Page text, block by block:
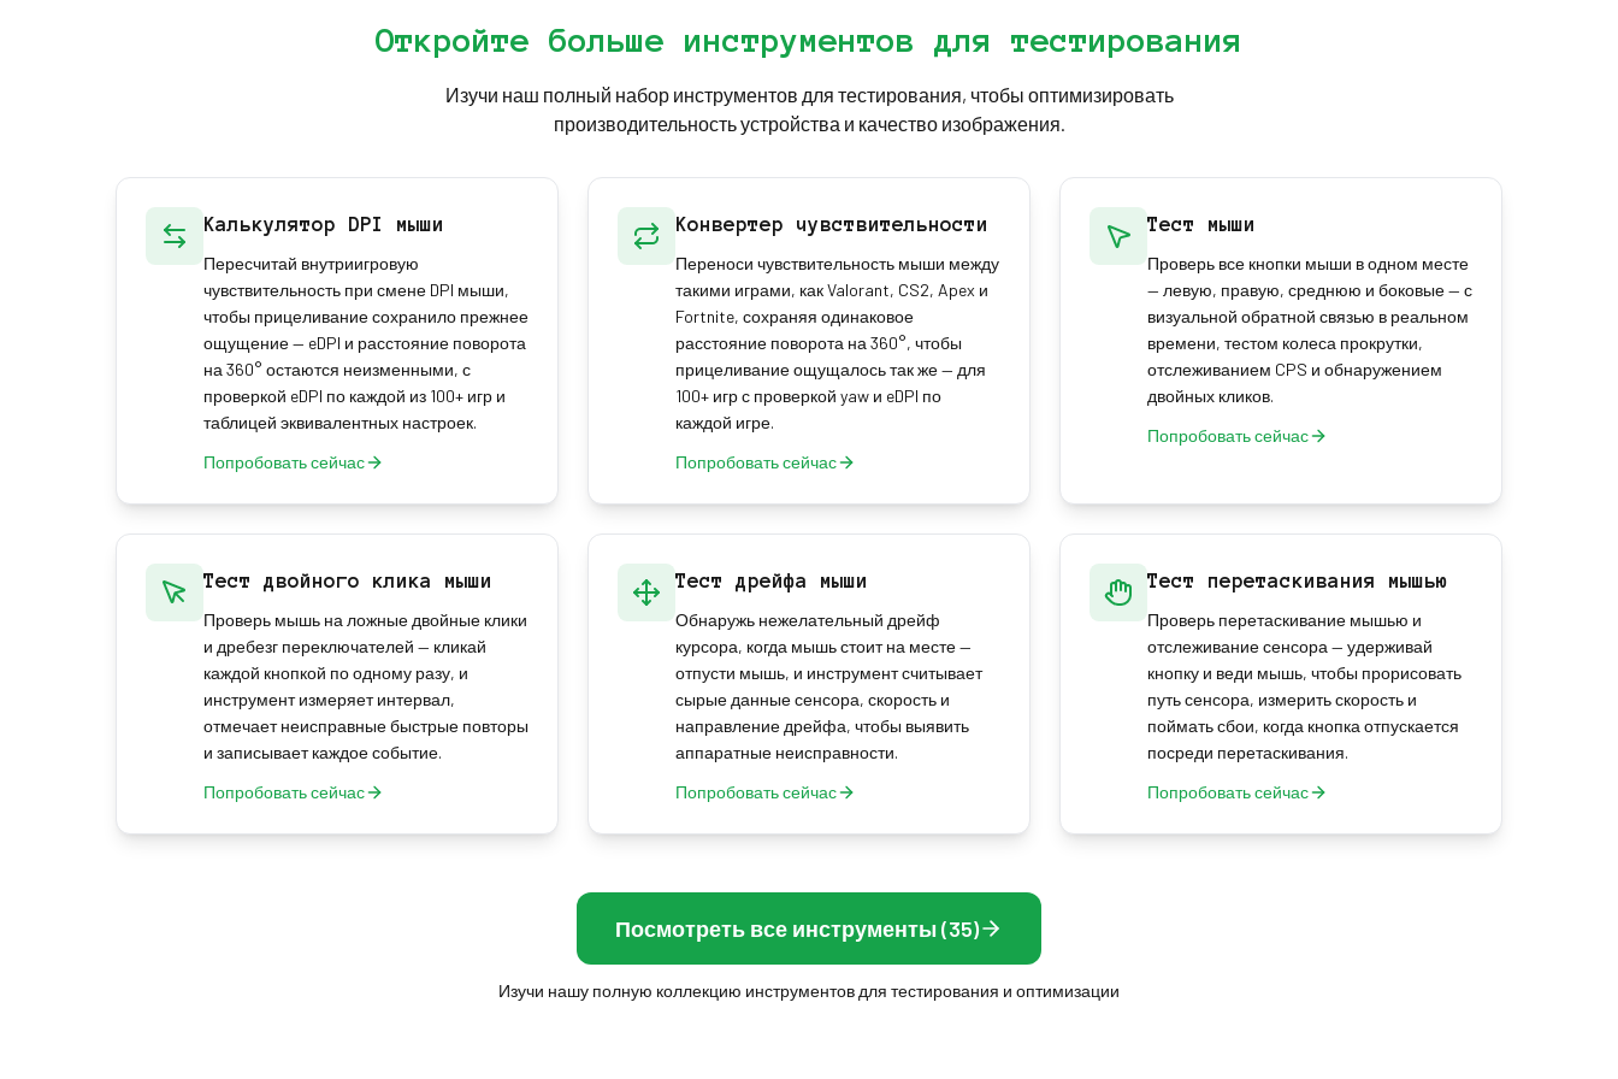
Откройте больше инструментов для тестирования
Изучи наш полный набор инструментов для тестирования, чтобы оптимизировать
производительность устройства и качество изображения.
Калькулятор DPI мыши
Пересчитай внутриигровую
чувствительность при смене DPI мыши,
чтобы прицеливание сохранило прежнее
ощущение — eDPI и расстояние поворота
на 360° остаются неизменными, с
проверкой eDPI по каждой из 100+ игр и
таблицей эквивалентных настроек.
Попробовать сейчас
Конвертер чувствительности
Переноси чувствительность мыши между
такими играми, как Valorant, CS2, Apex и
Fortnite, сохраняя одинаковое
расстояние поворота на 360°, чтобы
прицеливание ощущалось так же — для
100+ игр с проверкой yaw и eDPI по
каждой игре.
Попробовать сейчас
Тест мыши
Проверь все кнопки мыши в одном месте
— левую, правую, среднюю и боковые — с
визуальной обратной связью в реальном
времени, тестом колеса прокрутки,
отслеживанием CPS и обнаружением
двойных кликов.
Попробовать сейчас
Тест двойного клика мыши
Проверь мышь на ложные двойные клики
и дребезг переключателей — кликай
каждой кнопкой по одному разу, и
инструмент измеряет интервал,
отмечает неисправные быстрые повторы
и записывает каждое событие.
Попробовать сейчас
Тест дрейфа мыши
Обнаружь нежелательный дрейф
курсора, когда мышь стоит на месте —
отпусти мышь, и инструмент считывает
сырые данные сенсора, скорость и
направление дрейфа, чтобы выявить
аппаратные неисправности.
Попробовать сейчас
Тест перетаскивания мышью
Проверь перетаскивание мышью и
отслеживание сенсора — удерживай
кнопку и веди мышь, чтобы прорисовать
путь сенсора, измерить скорость и
поймать сбои, когда кнопка отпускается
посреди перетаскивания.
Попробовать сейчас
Посмотреть все инструменты (35)
Изучи нашу полную коллекцию инструментов для тестирования и оптимизации